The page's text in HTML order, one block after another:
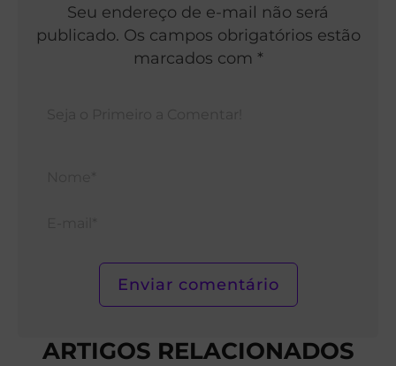
Seu endereço de e-mail não será
publicado. Os campos obrigatórios estão
marcados com *
ARTIGOS RELACIONADOS